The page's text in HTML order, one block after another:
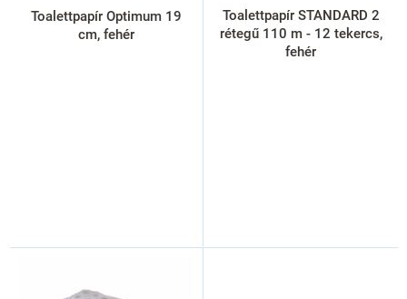
Toalettpapír Optimum 19
cm, fehér
Toalettpapír STANDARD 2
rétegű 110 m - 12 tekercs,
fehér